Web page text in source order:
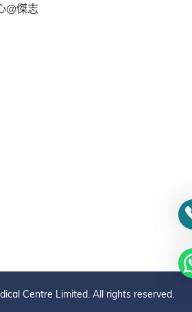
@傑志
Centre Limited. All rights reserved.